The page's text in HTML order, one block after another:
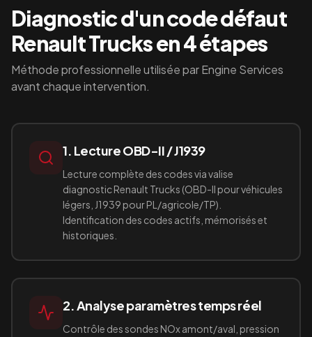
Diagnostic d'un code défaut
Renault Trucksen 4 étapes
Méthode professionnelle utilisée par Engine Services
avant chaque intervention.
1. Lecture OBD-II / J1939
Lecture complète des codes via valise
diagnostic Renault Trucks (OBD-II pour véhicules
légers, J1939 pour PL/agricole/TP).
Identification des codes actifs, mémorisés et
historiques.
2. Analyse paramètres temps réel
Contrôle des sondes NOx amont/aval, pression